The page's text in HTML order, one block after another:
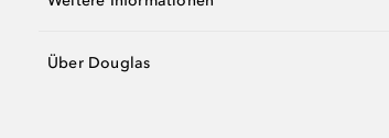
Über Douglas